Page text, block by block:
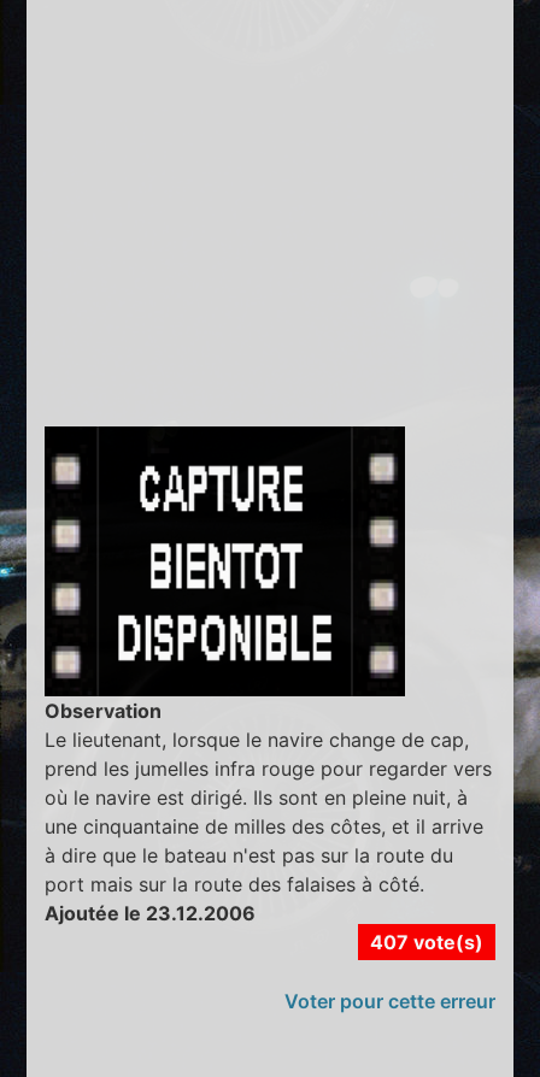
Observation
Le lieutenant, lorsque le navire change de cap,
prend les jumelles infra rouge pour regarder vers
où le navire est dirigé. Ils sont en pleine nuit, à
une cinquantaine de milles des côtes, et il arrive
à dire que le bateau n'est pas sur la route du
port mais sur la route des falaises à côté.
Ajoutée le 23.12.2006
407 vote(s)
Voter pour cette erreur